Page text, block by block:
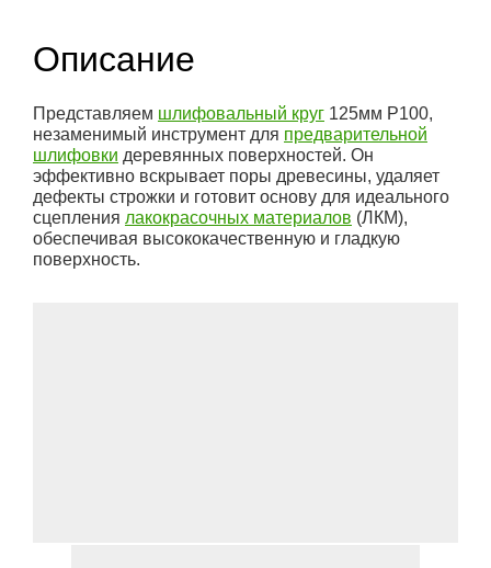
Описание
Представляем шлифовальный круг 125мм P100,
незаменимый инструмент для предварительной
шлифовки деревянных поверхностей. Он
эффективно вскрывает поры древесины, удаляет
дефекты строжки и готовит основу для идеального
сцепления лакокрасочных материалов (ЛКМ),
обеспечивая высококачественную и гладкую
поверхность.